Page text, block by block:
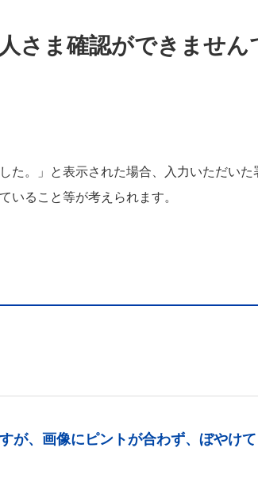
さま確認ができませ
た。」と表示された場合、入力いただい
いること等が考えられます。
が、画像にピントが合わず、ぼやけ